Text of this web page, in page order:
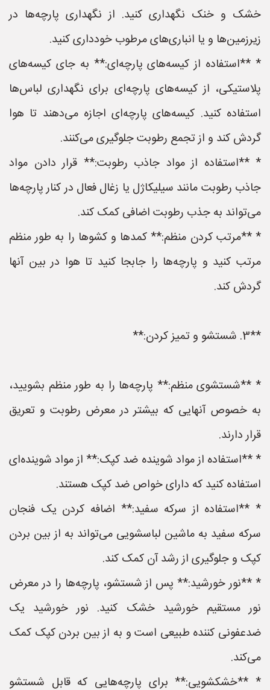
خشک و خنک نگهداری کنید. از نگهداری پارچه‌ها در
زیرزمین‌ها و یا انباری‌های مرطوب خودداری کنید.
* **استفاده از کیسه‌های پارچه‌ای:** به جای کیسه‌های
پلاستیکی، از کیسه‌های پارچه‌ای برای نگهداری لباس‌ها
استفاده کنید. کیسه‌های پارچه‌ای اجازه می‌دهند تا هوا
گردش کند و از تجمع رطوبت جلوگیری می‌کنند.
* **استفاده از مواد جاذب رطوبت:** قرار دادن مواد
جاذب رطوبت مانند سیلیکاژل یا زغال فعال در کنار پارچه‌ها
می‌تواند به جذب رطوبت اضافی کمک کند.
* **مرتب کردن منظم:** کمدها و کشوها را به طور منظم
مرتب کنید و پارچه‌ها را جابجا کنید تا هوا در بین آنها
گردش کند.
**3. شستشو و تمیز کردن:**
* **شستشوی منظم:** پارچه‌ها را به طور منظم بشویید،
به خصوص آنهایی که بیشتر در معرض رطوبت و تعریق
قرار دارند.
* **استفاده از مواد شوینده ضد کپک:** از مواد شوینده‌ای
استفاده کنید که دارای خواص ضد کپک هستند.
* **استفاده از سرکه سفید:** اضافه کردن یک فنجان
سرکه سفید به ماشین لباسشویی می‌تواند به از بین بردن
کپک و جلوگیری از رشد آن کمک کند.
* **نور خورشید:** پس از شستشو، پارچه‌ها را در معرض
نور مستقیم خورشید خشک کنید. نور خورشید یک
ضدعفونی کننده طبیعی است و به از بین بردن کپک کمک
می‌کند.
* **خشکشویی:** برای پارچه‌هایی که قابل شستشو